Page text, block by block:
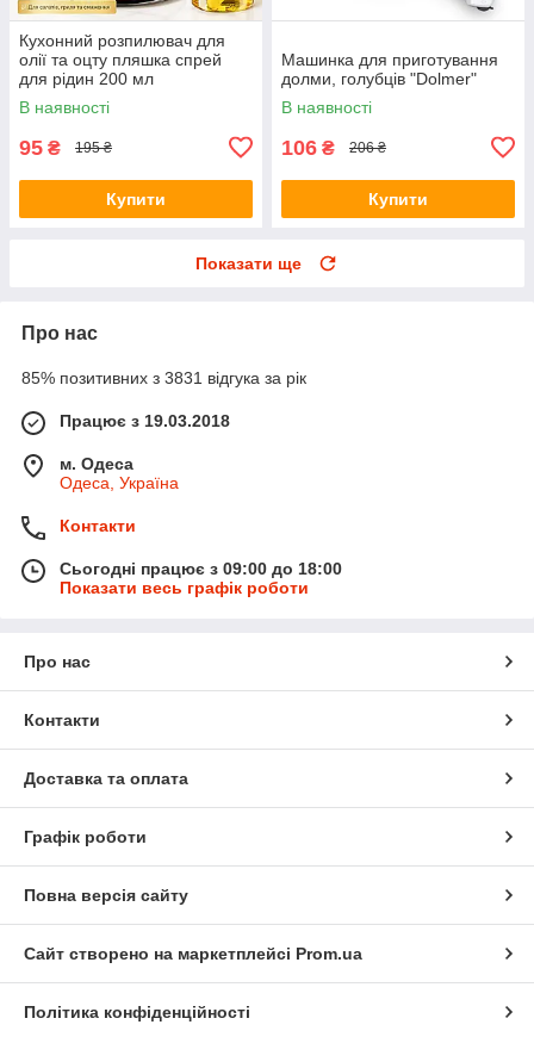
Кухонний розпилювач для
олії та оцту пляшка спрей
для рідин 200 мл
В наявності
95 ₴ 195 ₴
Купити
Машинка для приготування
долми, голубців "Dolmer"
В наявності
106 ₴ 206 ₴
Купити
Показати ще
Про нас
85% позитивних з 3831 відгука за рік
Працює з 19.03.2018
м. Одеса
Одеса, Україна
Контакти
Сьогодні працює з 09:00 до 18:00
Показати весь графік роботи
Про нас
Контакти
Доставка та оплата
Графік роботи
Повна версія сайту
Сайт створено на маркетплейсі Prom.ua
Політика конфіденційності